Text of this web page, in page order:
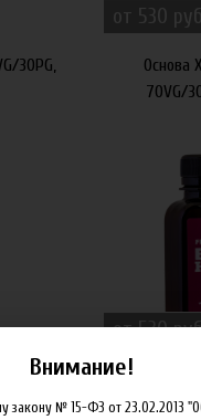
30PG,
от 530 руб
Основа
70VG/
70PG,
от 530
30VG/
Внимание!
закону № 15-ФЗ от 23.02.2013